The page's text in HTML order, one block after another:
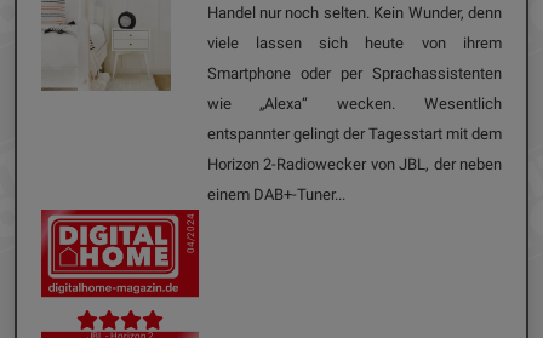
Handel nur noch selten. Kein Wunder, denn
viele lassen sich heute von ihrem
Smartphone oder per Sprachassistenten
wie „Alexa“ wecken. Wesentlich
entspannter gelingt der Tagesstart mit dem
Horizon 2-Radiowecker von JBL, der neben
einem DAB+-Tuner...
04/2024